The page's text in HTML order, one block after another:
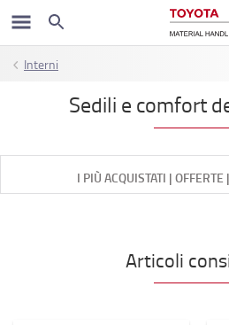
Interni
Sedili e comfort
I PIÙ ACQUISTATI |
Articoli